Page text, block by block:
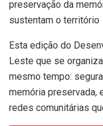
preservação da
sustentam o território
Esta edição do
Leste que se
mesmo tempo:
memória preservada,
redes comunitárias